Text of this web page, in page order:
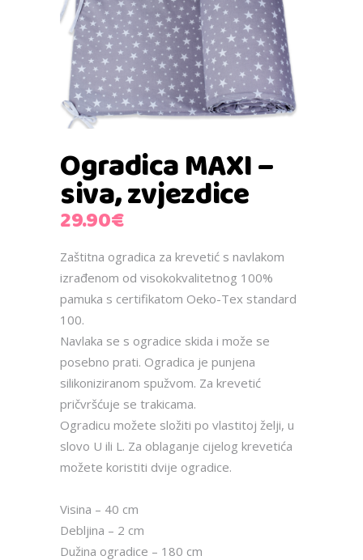
Ogradica MAXI –
siva, zvjezdice
29.90€
Zaštitna ogradica za krevetić s navlakom
izrađenom od visokokvalitetnog 100%
pamuka s certifikatom Oeko-Tex standard
100.
Navlaka se s ogradice skida i može se
posebno prati. Ogradica je punjena
silikoniziranom spužvom. Za krevetić
pričvršćuje se trakicama.
Ogradicu možete složiti po vlastitoj želji, u
slovo U ili L. Za oblaganje cijelog krevetića
možete koristiti dvije ogradice.
Visina – 40 cm
Debljina – 2 cm
Dužina ogradice – 180 cm